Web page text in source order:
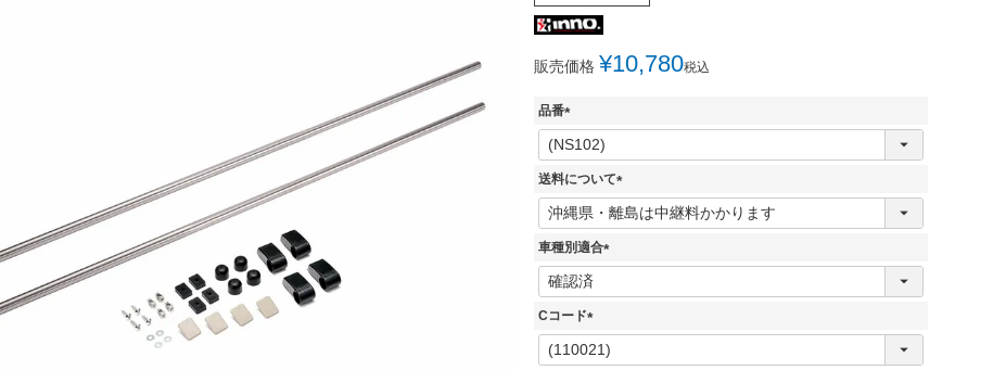
販売価格 ¥10,780税込
品番
(
必
須
送料について
(
必
車種別適合
(
Cコード
(
必